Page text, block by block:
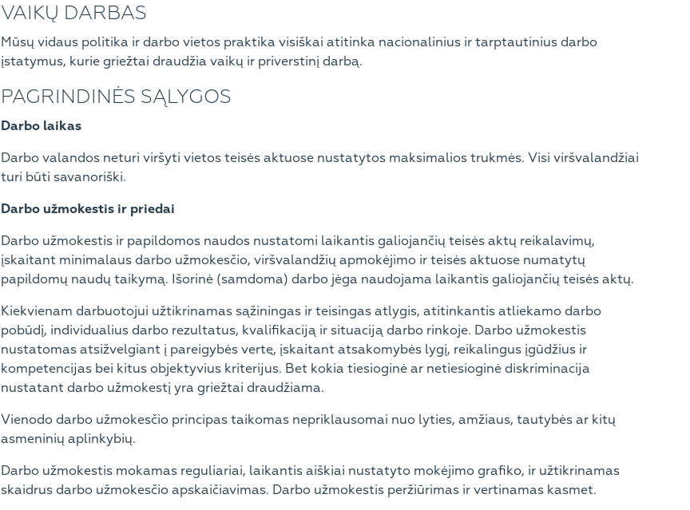
VAIKŲ DARBAS
Mūsų vidaus politika ir darbo vietos praktika visiškai atitinka nacionalinius ir tarptautinius darbo
įstatymus, kurie griežtai draudžia vaikų ir priverstinį darbą.
PAGRINDINĖS SĄLYGOS
Darbo laikas
Darbo valandos neturi viršyti vietos teisės aktuose nustatytos maksimalios trukmės. Visi viršvalandžiai
turi būti savanoriški.
Darbo užmokestis ir priedai
Darbo užmokestis ir papildomos naudos nustatomi laikantis galiojančių teisės aktų reikalavimų,
įskaitant minimalaus darbo užmokesčio, viršvalandžių apmokėjimo ir teisės aktuose numatytų
papildomų naudų taikymą. Išorinė (samdoma) darbo jėga naudojama laikantis galiojančių teisės aktų.
Kiekvienam darbuotojui užtikrinamas sąžiningas ir teisingas atlygis, atitinkantis atliekamo darbo
pobūdį, individualius darbo rezultatus, kvalifikaciją ir situaciją darbo rinkoje. Darbo užmokestis
nustatomas atsižvelgiant į pareigybės vertę, įskaitant atsakomybės lygį, reikalingus įgūdžius ir
kompetencijas bei kitus objektyvius kriterijus. Bet kokia tiesioginė ar netiesioginė diskriminacija
nustatant darbo užmokestį yra griežtai draudžiama.
Vienodo darbo užmokesčio principas taikomas nepriklausomai nuo lyties, amžiaus, tautybės ar kitų
asmeninių aplinkybių.
Darbo užmokestis mokamas reguliariai, laikantis aiškiai nustatyto mokėjimo grafiko, ir užtikrinamas
skaidrus darbo užmokesčio apskaičiavimas. Darbo užmokestis peržiūrimas ir vertinamas kasmet.